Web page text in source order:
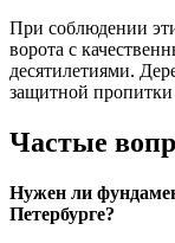
При соблюдении
ворота с
десятилетиями.
защитной
Частые
Нужен ли
Петербурге?